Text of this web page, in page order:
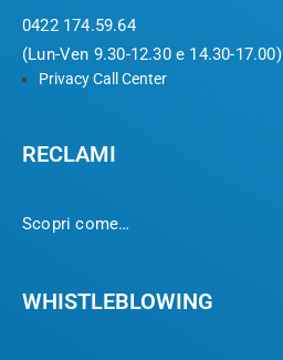
0422 174.59.64
(Lun-Ven 9.30-12.30 e 14.30-17.00)
Privacy Call Center
RECLAMI
Scopri come…
WHISTLEBLOWING